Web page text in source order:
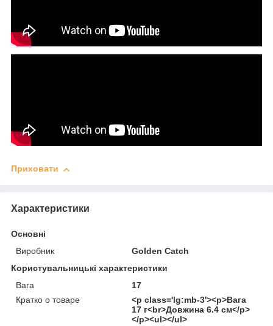
Приховати
Характеристики
Основні
Виробник
Golden Catch
Користувальницькі характеристики
Вага
17
Кратко о товаре
<p class='lg:mb-3'><p>Вага
17 г<br>Довжина 6.4 см</p>
</p><ul></ul>